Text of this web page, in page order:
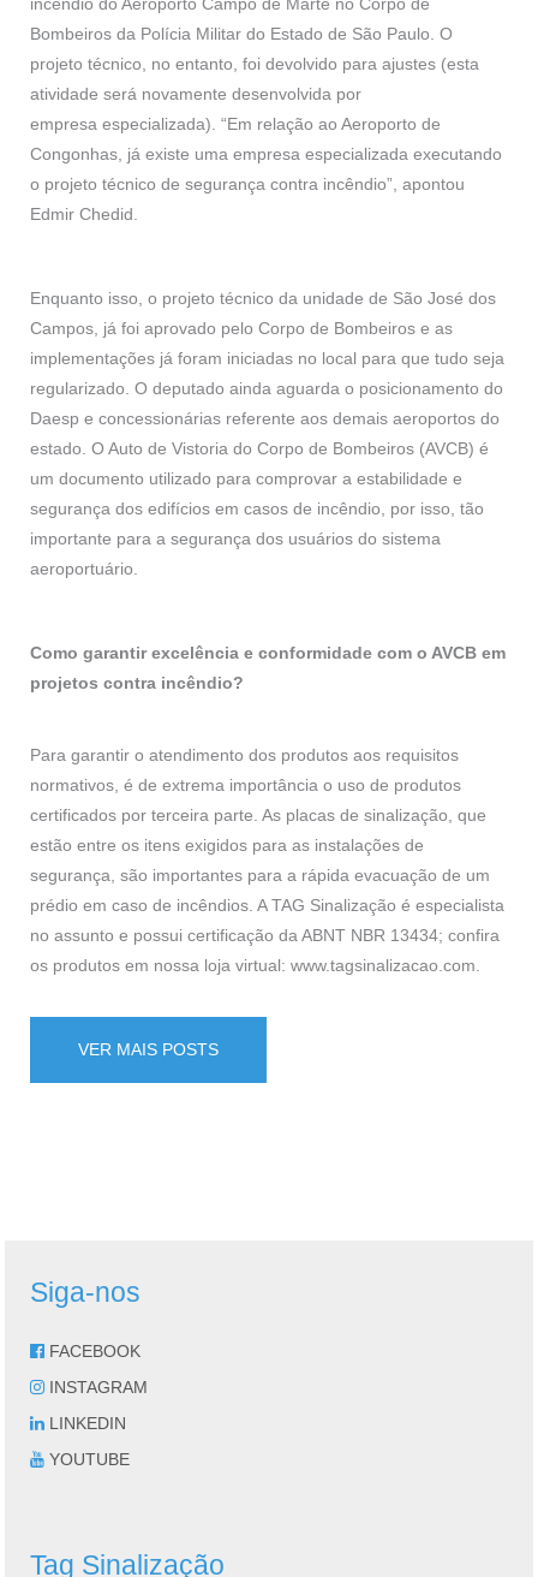
incêndio do Aeroporto Campo de Marte no Corpo de
Bombeiros da Polícia Militar do Estado de São Paulo. O
projeto técnico, no entanto, foi devolvido para ajustes (esta
atividade será novamente desenvolvida por
empresa especializada). “Em relação ao Aeroporto de
Congonhas, já existe uma empresa especializada executando
o projeto técnico de segurança contra incêndio”, apontou
Edmir Chedid.
Enquanto isso, o projeto técnico da unidade de São José dos
Campos, já foi aprovado pelo Corpo de Bombeiros e as
implementações já foram iniciadas no local para que tudo seja
regularizado. O deputado ainda aguarda o posicionamento do
Daesp e concessionárias referente aos demais aeroportos do
estado. O Auto de Vistoria do Corpo de Bombeiros (AVCB) é
um documento utilizado para comprovar a estabilidade e
segurança dos edifícios em casos de incêndio, por isso, tão
importante para a segurança dos usuários do sistema
aeroportuário.
Como garantir excelência e conformidade com o AVCB em
projetos contra incêndio?
Para garantir o atendimento dos produtos aos requisitos
normativos, é de extrema importância o uso de produtos
certificados por terceira parte. As placas de sinalização, que
estão entre os itens exigidos para as instalações de
segurança, são importantes para a rápida evacuação de um
prédio em caso de incêndios. A TAG Sinalização é especialista
no assunto e possui certificação da ABNT NBR 13434; confira
os produtos em nossa loja virtual: www.tagsinalizacao.com.
VER MAIS POSTS
Siga-nos
FACEBOOK
INSTAGRAM
LINKEDIN
YOUTUBE
Tag Sinalização